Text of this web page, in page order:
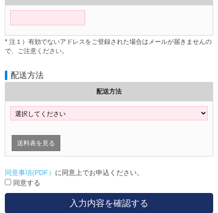
* 注１）有効でないアドレスをご登録された場合はメールが届きませんの
で、ご注意ください。
配送方法
配送方法
送料表を見る
同意事項(PDF） に同意上でお申込ください。
同意する
入力内容を確認する